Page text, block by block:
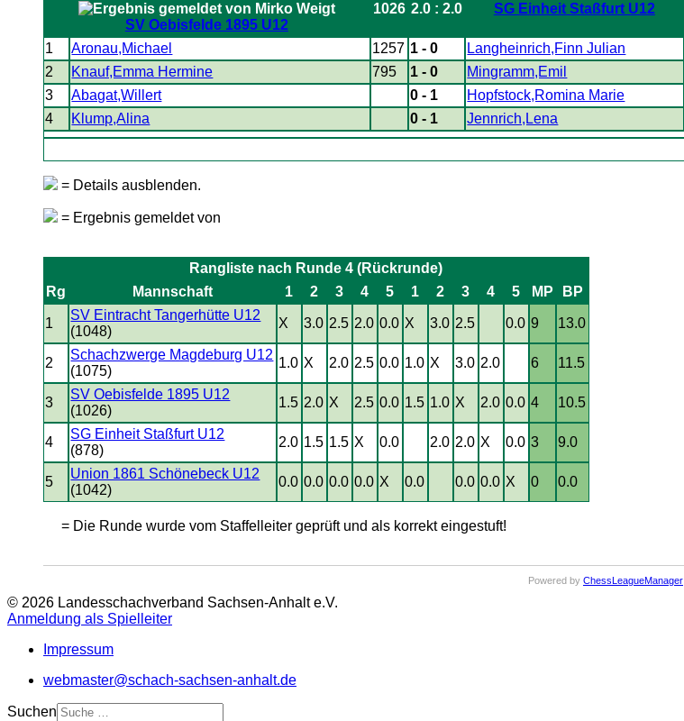
SV Oebisfelde 1895 U12
1026 2.0 : 2.0 SG Einheit Staßfurt U12
1 Aronau,Michael 1257 1 - 0 Langheinrich,Finn Julian
2
Knauf,Emma Hermine 795 1 - 0 Mingramm,Emil
3
Abagat,Willert 0 - 1 Hopfstock,Romina Marie
4
Klump,Alina 0 - 1 Jennrich,Lena
= Details ausblenden.
= Ergebnis gemeldet von
Rangliste nach Runde 4 (Rückrunde)
Rg
Mannschaft 1 2 3 4 5 1 2 3 4 5 MP BP
1
SV Eintracht Tangerhütte U12
(1048)
X 3.0 2.5 2.0 0.0 X 3.0 2.5 0.0 9 13.0
2
Schachzwerge Magdeburg U12
(1075)
1.0 X 2.0 2.5 0.0 1.0 X 3.0 2.0 6 11.5
3
SV Oebisfelde 1895 U12
(1026)
1.5 2.0 X 2.5 0.0 1.5 1.0 X 2.0 0.0 4 10.5
4
SG Einheit Staßfurt U12
(878)
2.0 1.5 1.5 X 0.0 2.0 2.0 X 0.0 3 9.0
5
Union 1861 Schönebeck U12
(1042)
0.0 0.0 0.0 0.0 X 0.0 0.0 0.0 X 0 0.0
= Die Runde wurde vom Staffelleiter geprüft und als korrekt eingestuft!
Powered by ChessLeagueManager
© 2026 Landesschachverband Sachsen-Anhalt e.V.
Anmeldung als Spielleiter
Impressum
webmaster@schach-sachsen-anhalt.de
Suchen